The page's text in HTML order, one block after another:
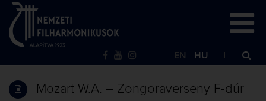
EN HU
Mozart W.A. – Zongoraverseny F-dúr